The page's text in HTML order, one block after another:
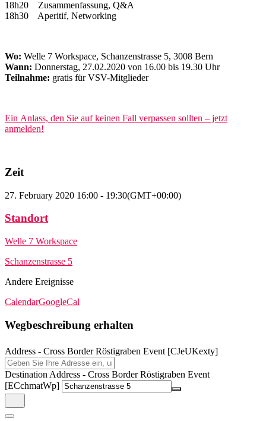
18h20 Zusammenfassung, Q&A
18h30 Aperitif, Networking
Wo: Welle 7 Workspace, Schanzenstrasse 5, 3008 Bern
Wann: Donnerstag, 27.02.2020 von 16.00 bis 19.30 Uhr
Teilnahme: gratis für VSV-Mitglieder
Ein Anlass, den Sie auf keinen Fall verpassen sollten – jetzt
anmelden!
Zeit
27. February 2020 16:00 - 19:30(GMT+00:00)
Standort
Welle 7 Workspace
Schanzenstrasse 5
Andere Ereignisse
CalendarGoogleCal
Wegbeschreibung erhalten
Address - Cross Border Röstigraben Event [CJeUKexty]
Destination Address - Cross Border Röstigraben Event
[ECchmatWp]